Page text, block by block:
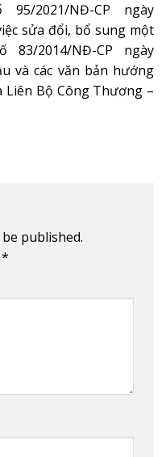
2021/NĐ-CP ngày
sửa đổi, bổ sung một
2014/NĐ-CP ngày
và các văn bản hướng
Bộ Công Thương –
published.
*